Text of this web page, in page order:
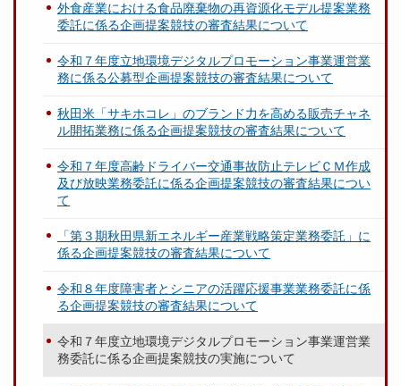
外食産業における食品廃棄物の再資源化モデル提案業務
委託に係る企画提案競技の審査結果について
令和７年度立地環境デジタルプロモーション事業運営業
務に係る公募型企画提案競技の審査結果について
秋田米「サキホコレ」のブランド力を高める販売チャネ
ル開拓業務に係る企画提案競技の審査結果について
令和７年度高齢ドライバー交通事故防止テレビＣＭ作成
及び放映業務委託に係る企画提案競技の審査結果につい
て
「第３期秋田県新エネルギー産業戦略策定業務委託」に
係る企画提案競技の審査結果について
令和８年度障害者とシニアの活躍応援事業業務委託に係
る企画提案競技の審査結果について
令和７年度立地環境デジタルプロモーション事業運営業
務委託に係る企画提案競技の実施について